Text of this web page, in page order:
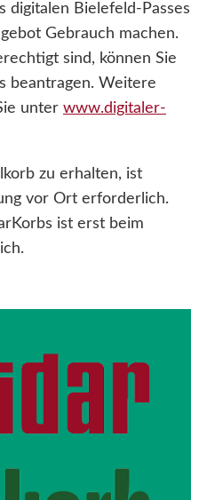
digitalen Bielefeld-Passes
Gebrauch machen.
sind, können Sie
beantragen. Weitere
unter www.digitaler-
zu erhalten, ist
vor Ort erforderlich.
ist erst beim